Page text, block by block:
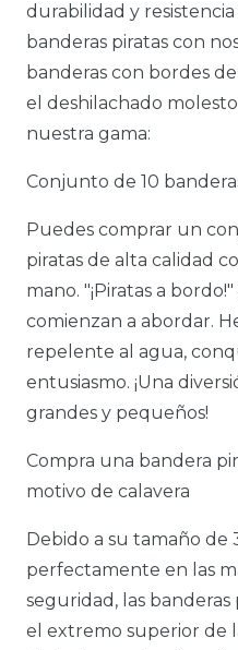
durabilidad y
banderas piratas con
banderas con bordes
el deshilachado
nuestra gama:
Conjunto de 10
Puedes comprar un
piratas de alta calidad
mano. "¡Piratas a
comienzan a abordar.
repelente al agua,
entusiasmo. ¡Una
grandes y pequeños!
Compra una bandera
motivo de calavera
Debido a su tamaño de
perfectamente en las
seguridad, las
el extremo superior de